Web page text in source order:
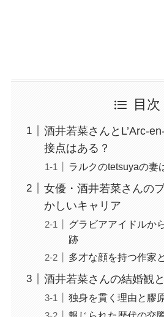
目次
酒井若菜さんとL’Arc-
接点はある？
ラルクのtetsuyaの妻
女優・酒井若菜さんの
かしいキャリア
グラビアアイドルか
跡
多才な顔を持つ作家
酒井若菜さんの結婚観
独身を貫く理由と膠